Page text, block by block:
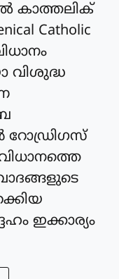
കാത്തലിക്
Catholic
വിശുദ്ധ
ഇക്കാര്യം